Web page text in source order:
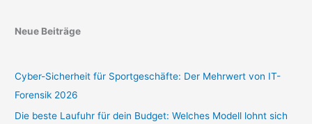
Neue Beiträge
Cyber-Sicherheit für Sportgeschäfte: Der Mehrwert von IT-
Forensik 2026
Die beste Laufuhr für dein Budget: Welches Modell lohnt sich